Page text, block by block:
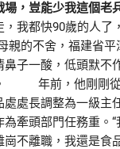
，豈能少我這個老
，我都快90歲的人了
親的不舍，福建省
鼻子一酸，低頭默不
年前，他剛剛從
處處長調整為一級主
牽頭部門任務重。
崗不離職，我還是食